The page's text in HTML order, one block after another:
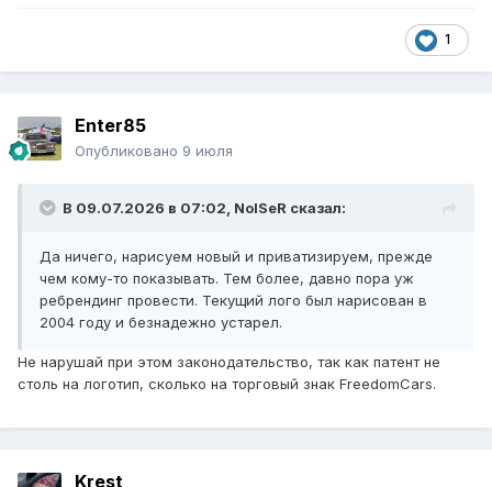
1
Enter85
Опубликовано 9 июля
В 09.07.2026 в 07:02, NoISeR сказал:
Да ничего, нарисуем новый и приватизируем, прежде
чем кому-то показывать. Тем более, давно пора уж
ребрендинг провести. Текущий лого был нарисован в
2004 году и безнадежно устарел.
Не нарушай при этом законодательство, так как патент не
столь на логотип, сколько на торговый знак FreedomCars.
Krest